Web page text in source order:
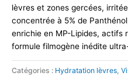
lèvres et zones gercées,
concentrée à 5% de
enrichie en MP-Lipides, actifs
formule filmogène inédite
Catégories : Hydratation lèvres,